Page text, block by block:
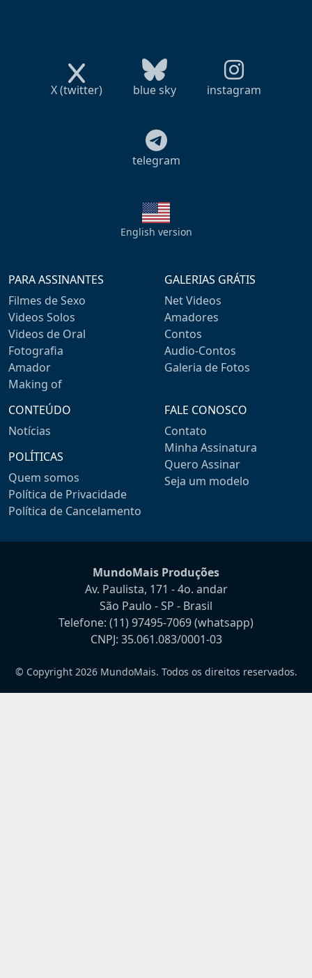
X (twitter) blue sky instagram
telegram
English version
PARA ASSINANTES
Filmes de Sexo
Videos Solos
Videos de Oral
Fotografia
Amador
Making of
GALERIAS GRÁTIS
Net Videos
Amadores
Contos
Audio-Contos
Galeria de Fotos
CONTEÚDO
Notícias
POLÍTICAS
Quem somos
Política de Privacidade
Política de Cancelamento
FALE CONOSCO
Contato
Minha Assinatura
Quero Assinar
Seja um modelo
MundoMais Produções
Av. Paulista, 171 - 4o. andar
São Paulo - SP - Brasil
Telefone: (11) 97495-7069(whatsapp)
CNPJ: 35.061.083/0001-03
© Copyright 2026 MundoMais. Todos os direitos reservados.